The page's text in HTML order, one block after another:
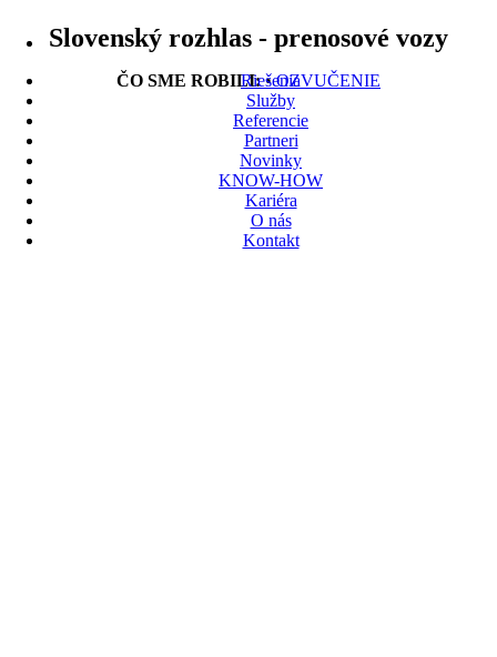
Riešenia
Služby
Referencie
Partneri
Novinky
KNOW-HOW
Kariéra
O nás
Kontakt
Slovenský rozhlas - prenosové vozy
ČO SME ROBILI:•OZVUČENIE